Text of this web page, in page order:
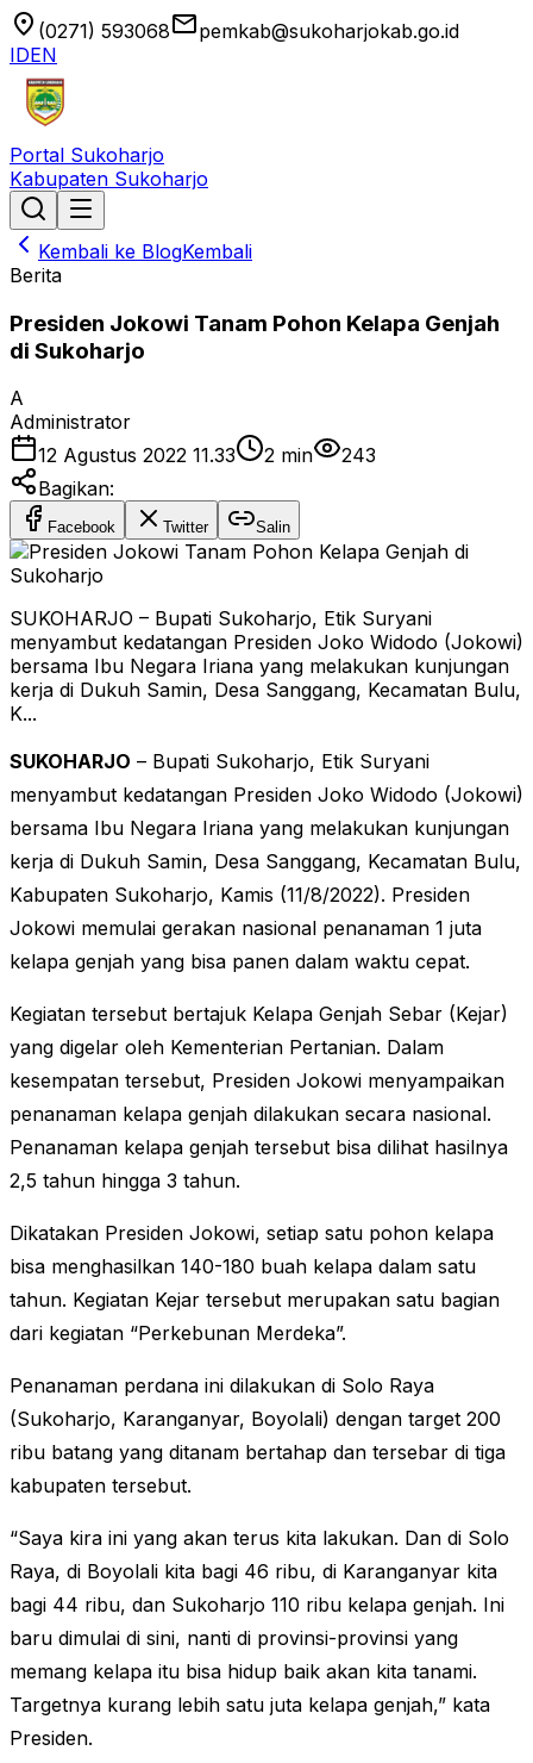
location_on (0271) 593068emailpemkab@sukoharjokab.go.id
IDEN
Portal Sukoharjo
Kabupaten Sukoharjo
Kembali ke BlogKembali
Berita
Presiden Jokowi Tanam Pohon Kelapa Genjah
di Sukoharjo
A
Administrator
12 Agustus 2022 11.33
2 min
243
Bagikan:
Facebook Twitter Salin
SUKOHARJO – Bupati Sukoharjo, Etik Suryani
menyambut kedatangan Presiden Joko Widodo (Jokowi)
bersama Ibu Negara Iriana yang melakukan kunjungan
kerja di Dukuh Samin, Desa Sanggang, Kecamatan Bulu,
K...
SUKOHARJO – Bupati Sukoharjo, Etik Suryani
menyambut kedatangan Presiden Joko Widodo (Jokowi)
bersama Ibu Negara Iriana yang melakukan kunjungan
kerja di Dukuh Samin, Desa Sanggang, Kecamatan Bulu,
Kabupaten Sukoharjo, Kamis (11/8/2022). Presiden
Jokowi memulai gerakan nasional penanaman 1 juta
kelapa genjah yang bisa panen dalam waktu cepat.
Kegiatan tersebut bertajuk Kelapa Genjah Sebar (Kejar)
yang digelar oleh Kementerian Pertanian. Dalam
kesempatan tersebut, Presiden Jokowi menyampaikan
penanaman kelapa genjah dilakukan secara nasional.
Penanaman kelapa genjah tersebut bisa dilihat hasilnya
2,5 tahun hingga 3 tahun.
Dikatakan Presiden Jokowi, setiap satu pohon kelapa
bisa menghasilkan 140-180 buah kelapa dalam satu
tahun. Kegiatan Kejar tersebut merupakan satu bagian
dari kegiatan “Perkebunan Merdeka”.
Penanaman perdana ini dilakukan di Solo Raya
(Sukoharjo, Karanganyar, Boyolali) dengan target 200
ribu batang yang ditanam bertahap dan tersebar di tiga
kabupaten tersebut.
“Saya kira ini yang akan terus kita lakukan. Dan di Solo
Raya, di Boyolali kita bagi 46 ribu, di Karanganyar kita
bagi 44 ribu, dan Sukoharjo 110 ribu kelapa genjah. Ini
baru dimulai di sini, nanti di provinsi-provinsi yang
memang kelapa itu bisa hidup baik akan kita tanami.
Targetnya kurang lebih satu juta kelapa genjah,” kata
Presiden.